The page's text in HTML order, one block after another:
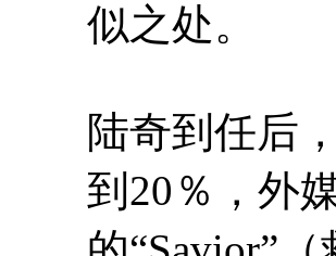
似之处。
陆奇到任后
到20％，外